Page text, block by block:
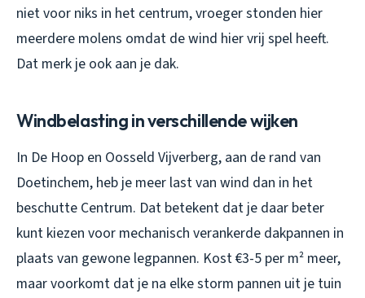
niet voor niks in het centrum, vroeger stonden hier
meerdere molens omdat de wind hier vrij spel heeft.
Dat merk je ook aan je dak.
Windbelasting in verschillende wijken
In De Hoop en Oosseld Vijverberg, aan de rand van
Doetinchem, heb je meer last van wind dan in het
beschutte Centrum. Dat betekent dat je daar beter
kunt kiezen voor mechanisch verankerde dakpannen in
plaats van gewone legpannen. Kost €3-5 per m² meer,
maar voorkomt dat je na elke storm pannen uit je tuin